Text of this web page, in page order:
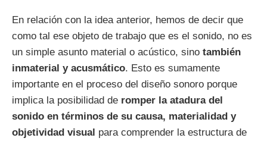
En relación con la idea anterior, hemos de decir que
como tal ese objeto de trabajo que es el sonido, no es
un simple asunto material o acústico, sino también
inmaterial y acusmático. Esto es sumamente
importante en el proceso del diseño sonoro porque
implica la posibilidad de romper la atadura del
sonido en términos de su causa, materialidad y
objetividad visual para comprender la estructura de